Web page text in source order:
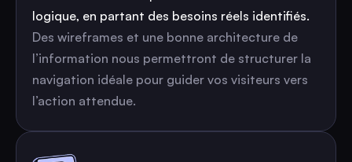
logique, en partant des besoins réels identifiés.
Des wireframes et une bonne architecture de
l’information nous permettront de structurer la
navigation idéale pour guider vos visiteurs vers
l’action attendue.